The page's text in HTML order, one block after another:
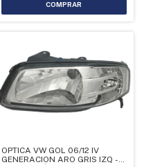
OPTICA VW GOL 06/12 IV
GENERACION ARO GRIS IZQ -